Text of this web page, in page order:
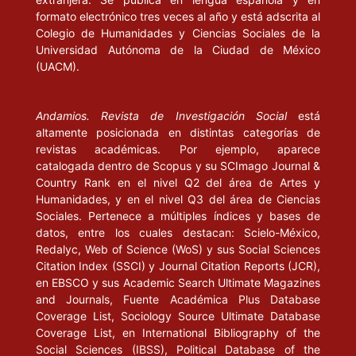
formato electrónico tres veces al año y está adscrita al
Colegio de Humanidades y Ciencias Sociales de la
Universidad Autónoma de la Ciudad de México
(UACM).
Andamios. Revista de Investigación Socialestá
altamente posicionada en distintas categorías de
revistas académicas. Por ejemplo, aparece
catalogada dentro de Scopus y su SCImago Journal &
Country Rank en el nivel Q2 del área de Artes y
Humanidades, y en el nivel Q3 del área de Ciencias
Sociales. Pertenece a múltiples índices y bases de
datos, entre los cuales destacan: Scielo-México,
Redalyc, Web of Science (WoS) y sus Social Sciences
Citation Index (SSCI) y Journal Citation Reports (JCR),
en EBSCO y sus Academic Search Ultimate Magazines
and Journals, Fuente Académica Plus Database
Coverage List, Sociology Source Ultimate Database
Coverage List, en International Bibliography of the
Social Sciences (IBSS), Political Database of the